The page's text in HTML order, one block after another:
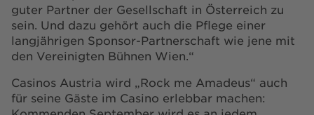
guter Partner der Gesellschaft in Österreich zu
sein. Und dazu gehört auch die Pflege einer
langjährigen Sponsor-Partnerschaft wie jene mit
den Vereinigten Bühnen Wien.“
Casinos Austria wird „Rock me Amadeus“ auch
für seine Gäste im Casino erlebbar machen: